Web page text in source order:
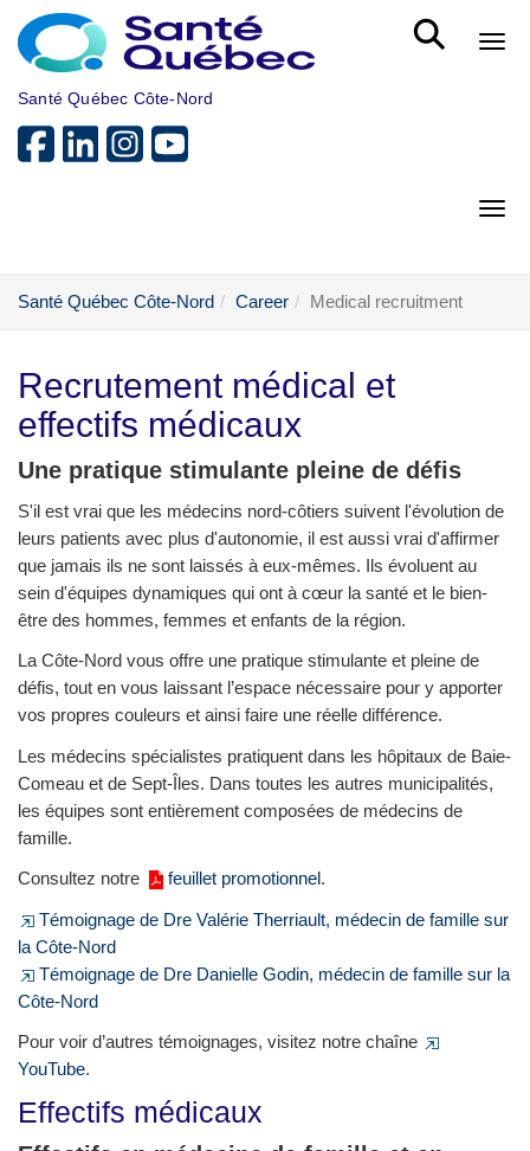
Skip to main content
Santé Québec Côte-Nord
Santé Québec Côte-Nord Career Medical recruitment
Recrutement médical et
effectifs médicaux
Une pratique stimulante pleine de défis
S'il est vrai que les médecins nord-côtiers suivent l'évolution de
leurs patients avec plus d'autonomie, il est aussi vrai d'affirmer
que jamais ils ne sont laissés à eux-mêmes. Ils évoluent au
sein d'équipes dynamiques qui ont à cœur la santé et le bien-
être des hommes, femmes et enfants de la région.
La Côte-Nord vous offre une pratique stimulante et pleine de
défis, tout en vous laissant l’espace nécessaire pour y apporter
vos propres couleurs et ainsi faire une réelle différence.
Les médecins spécialistes pratiquent dans les hôpitaux de Baie-
Comeau et de Sept-Îles. Dans toutes les autres municipalités,
les équipes sont entièrement composées de médecins de
famille.
Consultez notre feuillet promotionnel.
Témoignage de Dre Valérie Therriault, médecin de famille sur
la Côte-Nord
Témoignage de Dre Danielle Godin, médecin de famille sur la
Côte-Nord
Pour voir d’autres témoignages, visitez notre chaîne
YouTube.
Effectifs médicaux